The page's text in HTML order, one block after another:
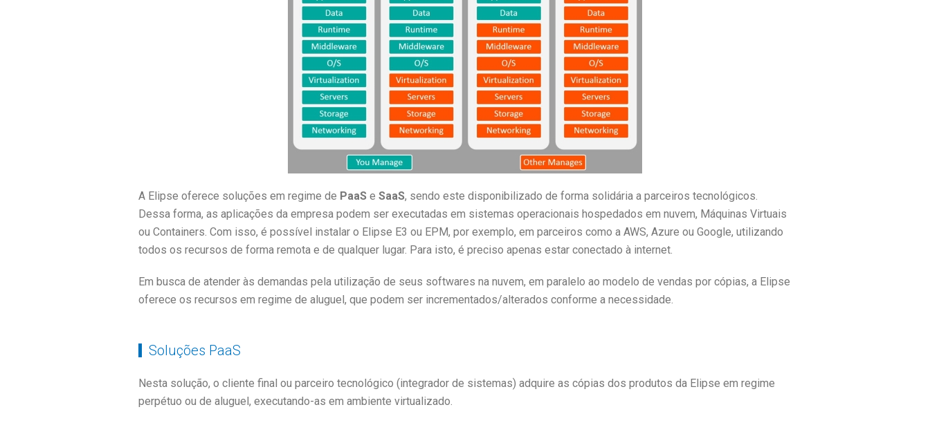
A Elipse oferece soluções em regime de PaaSe SaaS, sendo este disponibilizado de forma solidária a parceiros tecnológicos.
Dessa forma, as aplicações da empresa podem ser executadas em sistemas operacionais hospedados em nuvem, Máquinas Virtuais
ou Containers. Com isso, é possível instalar o Elipse E3 ou EPM, por exemplo, em parceiros como a AWS, Azure ou Google, utilizando
todos os recursos de forma remota e de qualquer lugar. Para isto, é preciso apenas estar conectado à internet.
Em busca de atender às demandas pela utilização de seus softwares na nuvem, em paralelo ao modelo de vendas por cópias, a Elipse
oferece os recursos em regime de aluguel, que podem ser incrementados/alterados conforme a necessidade.
Soluções PaaS
Nesta solução, o cliente final ou parceiro tecnológico (integrador de sistemas) adquire as cópias dos produtos da Elipse em regime
perpétuo ou de aluguel, executando-as em ambiente virtualizado.